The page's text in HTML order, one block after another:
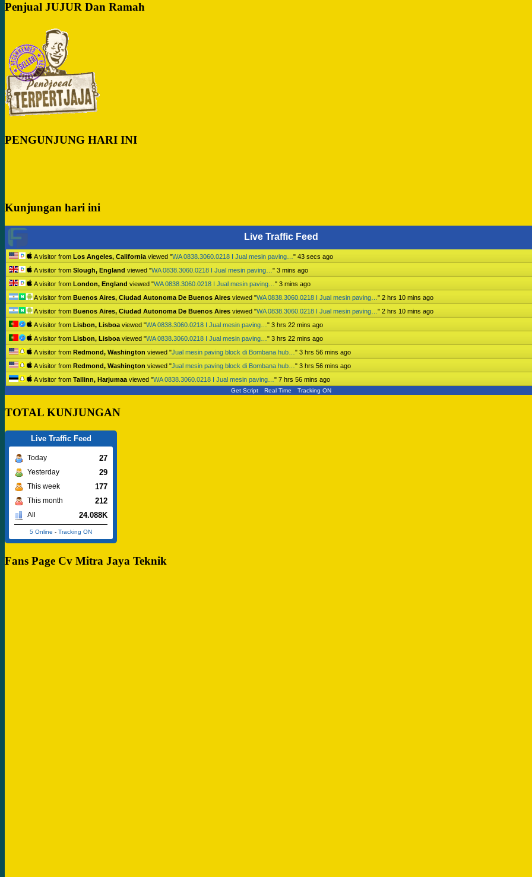
Penjual JUJUR Dan Ramah
PENGUNJUNG HARI INI
Kunjungan hari ini
Live Traffic Feed
A visitor from Los Angeles, California viewed "WA 0838.3060.0218 I Jual mesin paving… " 43 secs ago
A visitor from Slough, England viewed "WA 0838.3060.0218 I Jual mesin paving… " 3 mins ago
A visitor from London, England viewed "WA 0838.3060.0218 I Jual mesin paving… " 3 mins ago
A visitor from Buenos Aires, Ciudad Autonoma De Buenos Aires viewed "WA 0838.3060.0218 I Jual mesin paving… " 2 hrs 10 mins ago
A visitor from Buenos Aires, Ciudad Autonoma De Buenos Aires viewed "WA 0838.3060.0218 I Jual mesin paving… " 2 hrs 10 mins ago
A visitor from Lisbon, Lisboa viewed "WA 0838.3060.0218 I Jual mesin paving… " 3 hrs 22 mins ago
A visitor from Lisbon, Lisboa viewed "WA 0838.3060.0218 I Jual mesin paving… " 3 hrs 22 mins ago
A visitor from Redmond, Washington viewed "Jual mesin paving block di Bombana hub… " 3 hrs 56 mins ago
A visitor from Redmond, Washington viewed "Jual mesin paving block di Bombana hub… " 3 hrs 56 mins ago
A visitor from Tallinn, Harjumaa viewed "WA 0838.3060.0218 I Jual mesin paving… " 7 hrs 56 mins ago
Get Script Real Time Tracking ON
TOTAL KUNJUNGAN
Live Traffic Feed
Today 27
Yesterday 29
This week 177
This month 212
All 24.088K
5 Online - Tracking ON
Fans Page Cv Mitra Jaya Teknik